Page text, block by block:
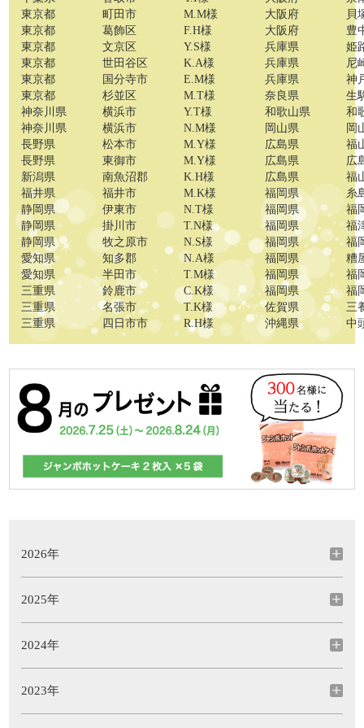
東京都
東京都
東京都
東京都
東京都
東京都
神奈川県
神奈川県
長野県
長野県
新潟県
福井県
静岡県
静岡県
静岡県
愛知県
愛知県
三重県
三重県
三重県
町田市
葛飾区
文京区
世田谷区
国分寺市
杉並区
横浜市
横浜市
松本市
東御市
南魚沼郡
福井市
伊東市
掛川市
牧之原市
知多郡
半田市
鈴鹿市
名張市
四日市市
M.M様
F.H様
Y.S様
K.A様
E.M様
M.T様
Y.T様
N.M様
M.Y様
M.Y様
K.H様
M.K様
N.T様
T.N様
N.S様
N.A様
T.M様
C.K様
T.K様
R.H様
大阪府
大阪府
兵庫県
兵庫県
兵庫県
奈良県
和歌山県
岡山県
広島県
広島県
広島県
福岡県
福岡県
福岡県
福岡県
福岡県
福岡県
福岡県
佐賀県
沖縄県
貝
豊
姫
尼
神
生
和
岡
福
広
福
糸
福
福
福
糟
福
福
三
中
2026年
2025年
2024年
2023年